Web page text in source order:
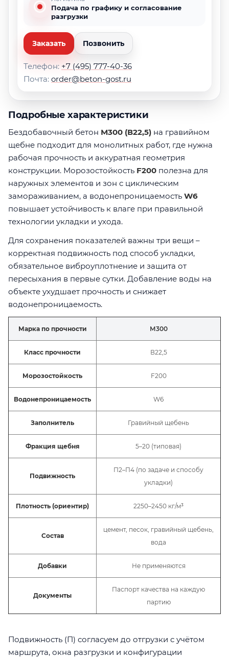
Подача по графику и согласование
разгрузки
Заказать Позвонить
Телефон: +7 (495) 777-40-36
Почта: order@beton-gost.ru
Подробные характеристики
Бездобавочный бетон М300 (В22,5) на гравийном
щебне подходит для монолитных работ, где нужна
рабочая прочность и аккуратная геометрия
конструкции. Морозостойкость F200 полезна для
наружных элементов и зон с циклическим
замораживанием, а водонепроницаемость W6
повышает устойчивость к влаге при правильной
технологии укладки и ухода.
Для сохранения показателей важны три вещи –
корректная подвижность под способ укладки,
обязательное виброуплотнение и защита от
пересыхания в первые сутки. Добавление воды на
объекте ухудшает прочность и снижает
водонепроницаемость.
Марка по прочности М300
Класс прочности В22,5
Морозостойкость F200
Водонепроницаемость W6
Заполнитель Гравийный щебень
Фракция щебня 5–20 (типовая)
Подвижность
П2–П4 (по задаче и способу
укладки)
Плотность (ориентир) 2250–2450 кг/м³
Состав
цемент, песок, гравийный щебень,
вода
Добавки Не применяются
Документы
Паспорт качества на каждую
партию
Подвижность (П) согласуем до отгрузки с учётом
маршрута, окна разгрузки и конфигурации